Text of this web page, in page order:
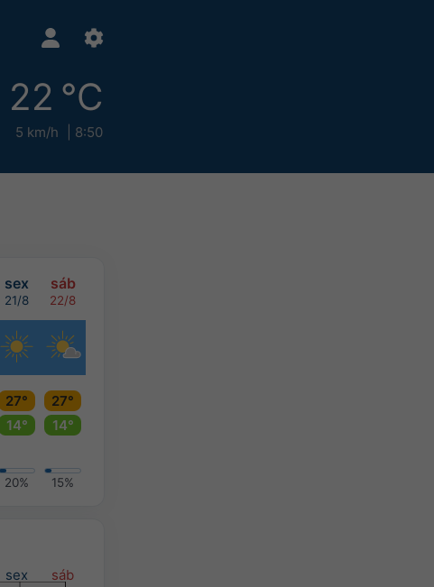
22 °C
5 km/h 8:50
sex sáb
21/8 22/8
27°
27°
14°
14°
20% 15%
sex sáb